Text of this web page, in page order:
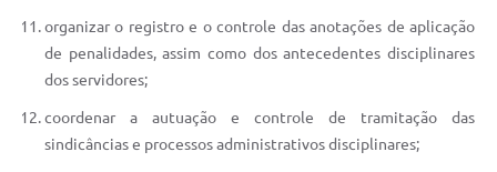
organizar o registro e o controle das anotações de aplicação
de penalidades, assim como dos antecedentes disciplinares
dos servidores;
coordenar a autuação e controle de tramitação das
sindicâncias e processos administrativos disciplinares;